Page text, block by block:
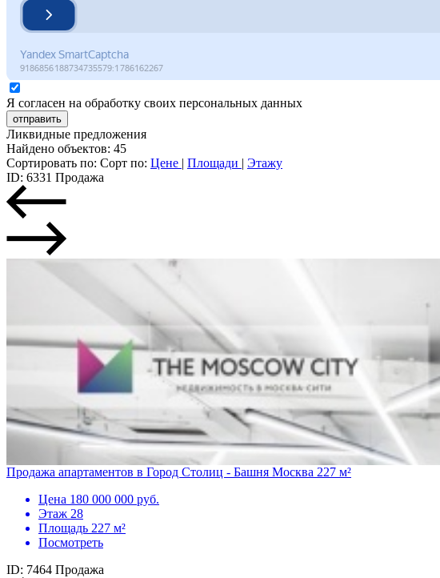
Я согласен на обработку своих персональных данных
отправить
Ликвидные предложения
Найдено объектов: 45
Сортировать по: Сорт по: Цене | Площади | Этажу
ID: 6331 Продажа
Продажа апартаментов в Город Столиц - Башня Москва 227 м²
Цена 180 000 000 руб.
Этаж 28
Площадь 227 м²
Посмотреть
ID: 7464 Продажа